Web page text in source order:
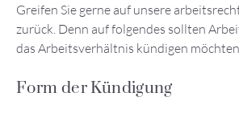
Greifen Sie gerne auf unsere
zurück. Denn auf folgendes sollten
das Arbeitsverhältnis kündigen
Form der Kündigung